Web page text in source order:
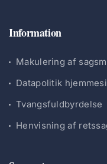
Information
Makulering af
Datapolitik
Tvangsfuldbyrdelse
Henvisning af